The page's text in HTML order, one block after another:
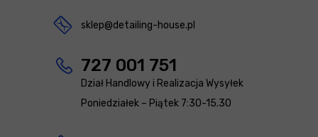
sklep@detailing-house.pl
727 001 751
Dział Handlowy i Realizacja Wysyłek
Poniedziałek – Piątek 7:30-15.30